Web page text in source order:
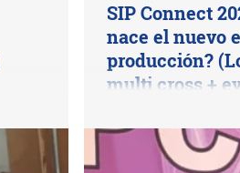
SIP Connect
nace el nuevo
producción?
multi cross +